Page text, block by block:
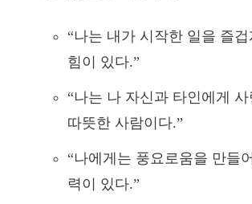
“나는 내가 시작한 일을 즐
힘이 있다.”
“나는 나 자신과 타인에게
따뜻한 사람이다.”
“나에게는 풍요로움을 만들
력이 있다.”